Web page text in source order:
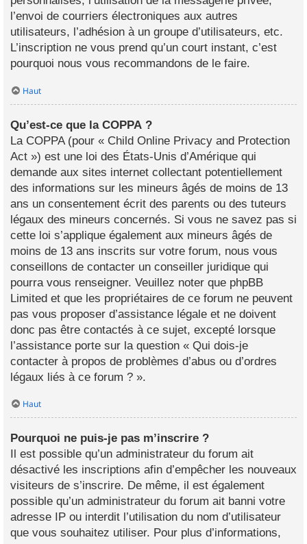
l’envoi de courriers électroniques aux autres
utilisateurs, l’adhésion à un groupe d’utilisateurs, etc.
L’inscription ne vous prend qu’un court instant, c’est
pourquoi nous vous recommandons de le faire.
Haut
Qu’est-ce que la COPPA ?
La COPPA (pour « Child Online Privacy and Protection
Act ») est une loi des États-Unis d’Amérique qui
demande aux sites internet collectant potentiellement
des informations sur les mineurs âgés de moins de 13
ans un consentement écrit des parents ou des tuteurs
légaux des mineurs concernés. Si vous ne savez pas si
cette loi s’applique également aux mineurs âgés de
moins de 13 ans inscrits sur votre forum, nous vous
conseillons de contacter un conseiller juridique qui
pourra vous renseigner. Veuillez noter que phpBB
Limited et que les propriétaires de ce forum ne peuvent
pas vous proposer d’assistance légale et ne doivent
donc pas être contactés à ce sujet, excepté lorsque
l’assistance porte sur la question « Qui dois-je
contacter à propos de problèmes d’abus ou d’ordres
légaux liés à ce forum ? ».
Haut
Pourquoi ne puis-je pas m’inscrire ?
Il est possible qu’un administrateur du forum ait
désactivé les inscriptions afin d’empêcher les nouveaux
visiteurs de s’inscrire. De même, il est également
possible qu’un administrateur du forum ait banni votre
adresse IP ou interdit l’utilisation du nom d’utilisateur
que vous souhaitez utiliser. Pour plus d’informations,